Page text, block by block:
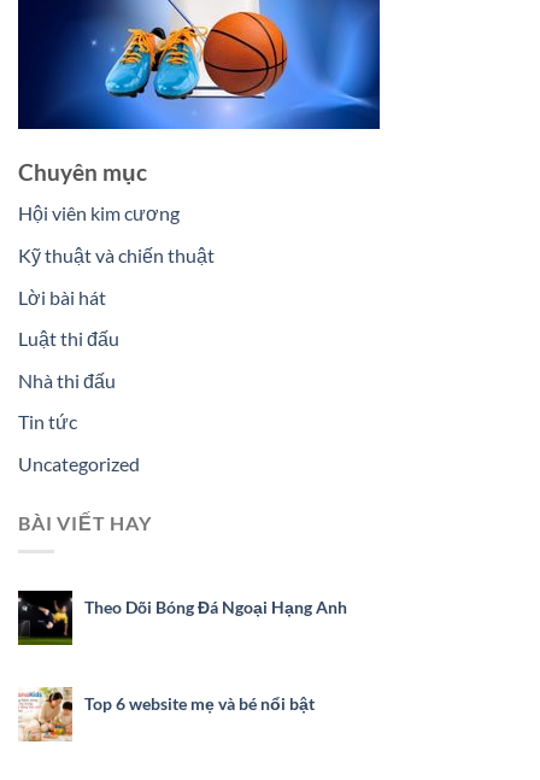
Chuyên mục
Hội viên kim cương
Kỹ thuật và chiến thuật
Lời bài hát
Luật thi đấu
Nhà thi đấu
Tin tức
Uncategorized
BÀI VIẾT HAY
Theo Dõi Bóng Đá Ngoại Hạng Anh
Top 6 website mẹ và bé nổi bật